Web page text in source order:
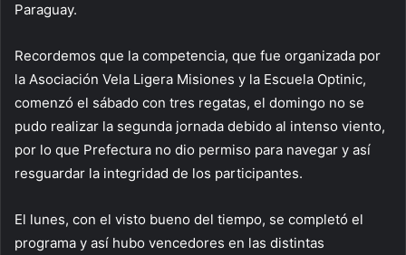
Paraguay.
Recordemos que la competencia, que fue organizada por
la Asociación Vela Ligera Misiones y la Escuela Optinic,
comenzó el sábado con tres regatas, el domingo no se
pudo realizar la segunda jornada debido al intenso viento,
por lo que Prefectura no dio permiso para navegar y así
resguardar la integridad de los participantes.
El lunes, con el visto bueno del tiempo, se completó el
programa y así hubo vencedores en las distintas